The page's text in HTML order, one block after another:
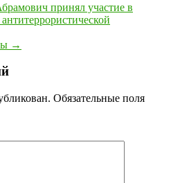
принял участие в
→
Обязательные поля